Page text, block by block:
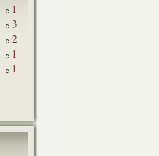
1
3
2
1
1